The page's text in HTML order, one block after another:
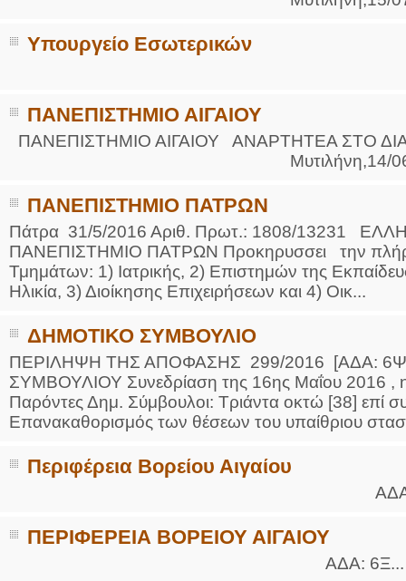
Υπουργείο Εσωτερικών
ΠΑΝΕΠΙΣΤΗΜΙΟ ΑΙΓΑΙΟΥ
ΠΑΝΕΠΙΣΤΗΜΙΟ ΑΙΓΑΙΟΥ
Μυτιλήνη,14/06/2016
ΠΑΝΕΠΙΣΤΗΜΙΟ ΠΑΤΡΩΝ
Πάτρα 31/5/2016 Αριθ. Πρωτ.: 1808/13231
ΠΑΝΕΠΙΣΤΗΜΙΟ ΠΑΤΡΩΝ Προκηρυσσει την
Τμημάτων: 1) Ιατρικής, 2) Επιστημών της
Ηλικία, 3) Διοίκησης Επιχειρήσεων και 4) Οικ...
ΔΗΜΟΤΙΚΟ ΣΥΜΒΟΥΛΙΟ
ΠΕΡΙΛΗΨΗ ΤΗΣ ΑΠΟΦΑΣΗΣ 299/2016 [ΑΔΑ:
ΣΥΜΒΟΥΛΙΟΥ Συνεδρίαση της 16ης Μαΐου 2016 ,
Παρόντες Δημ. Σύμβουλοι: Τριάντα οκτώ [38] επί
Επανακαθορισμός των θέσεων του υπαίθριου
Περιφέρεια Βορείου Αιγαίου
ΑΔΑ:
ΠΕΡΙΦΕΡΕΙΑ ΒΟΡΕΙΟΥ ΑΙΓΑΙΟΥ
ΑΔΑ: 6Ξ...